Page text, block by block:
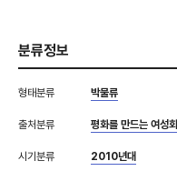
분류정보
형태분류 박물류
출처분류 평화를 만드는 여성회
시기분류 2010년대